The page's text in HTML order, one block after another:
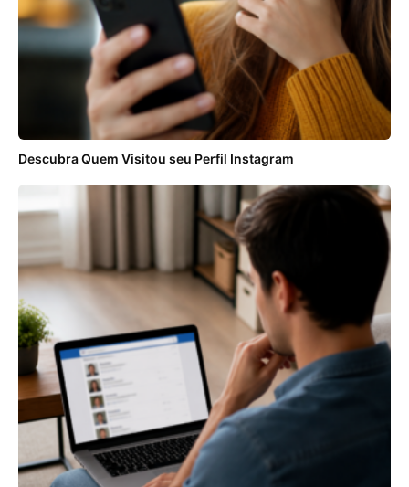
Descubra Quem Visitou seu Perfil Instagram